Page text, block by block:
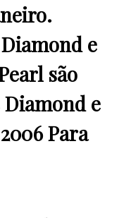
e
são
e
Para